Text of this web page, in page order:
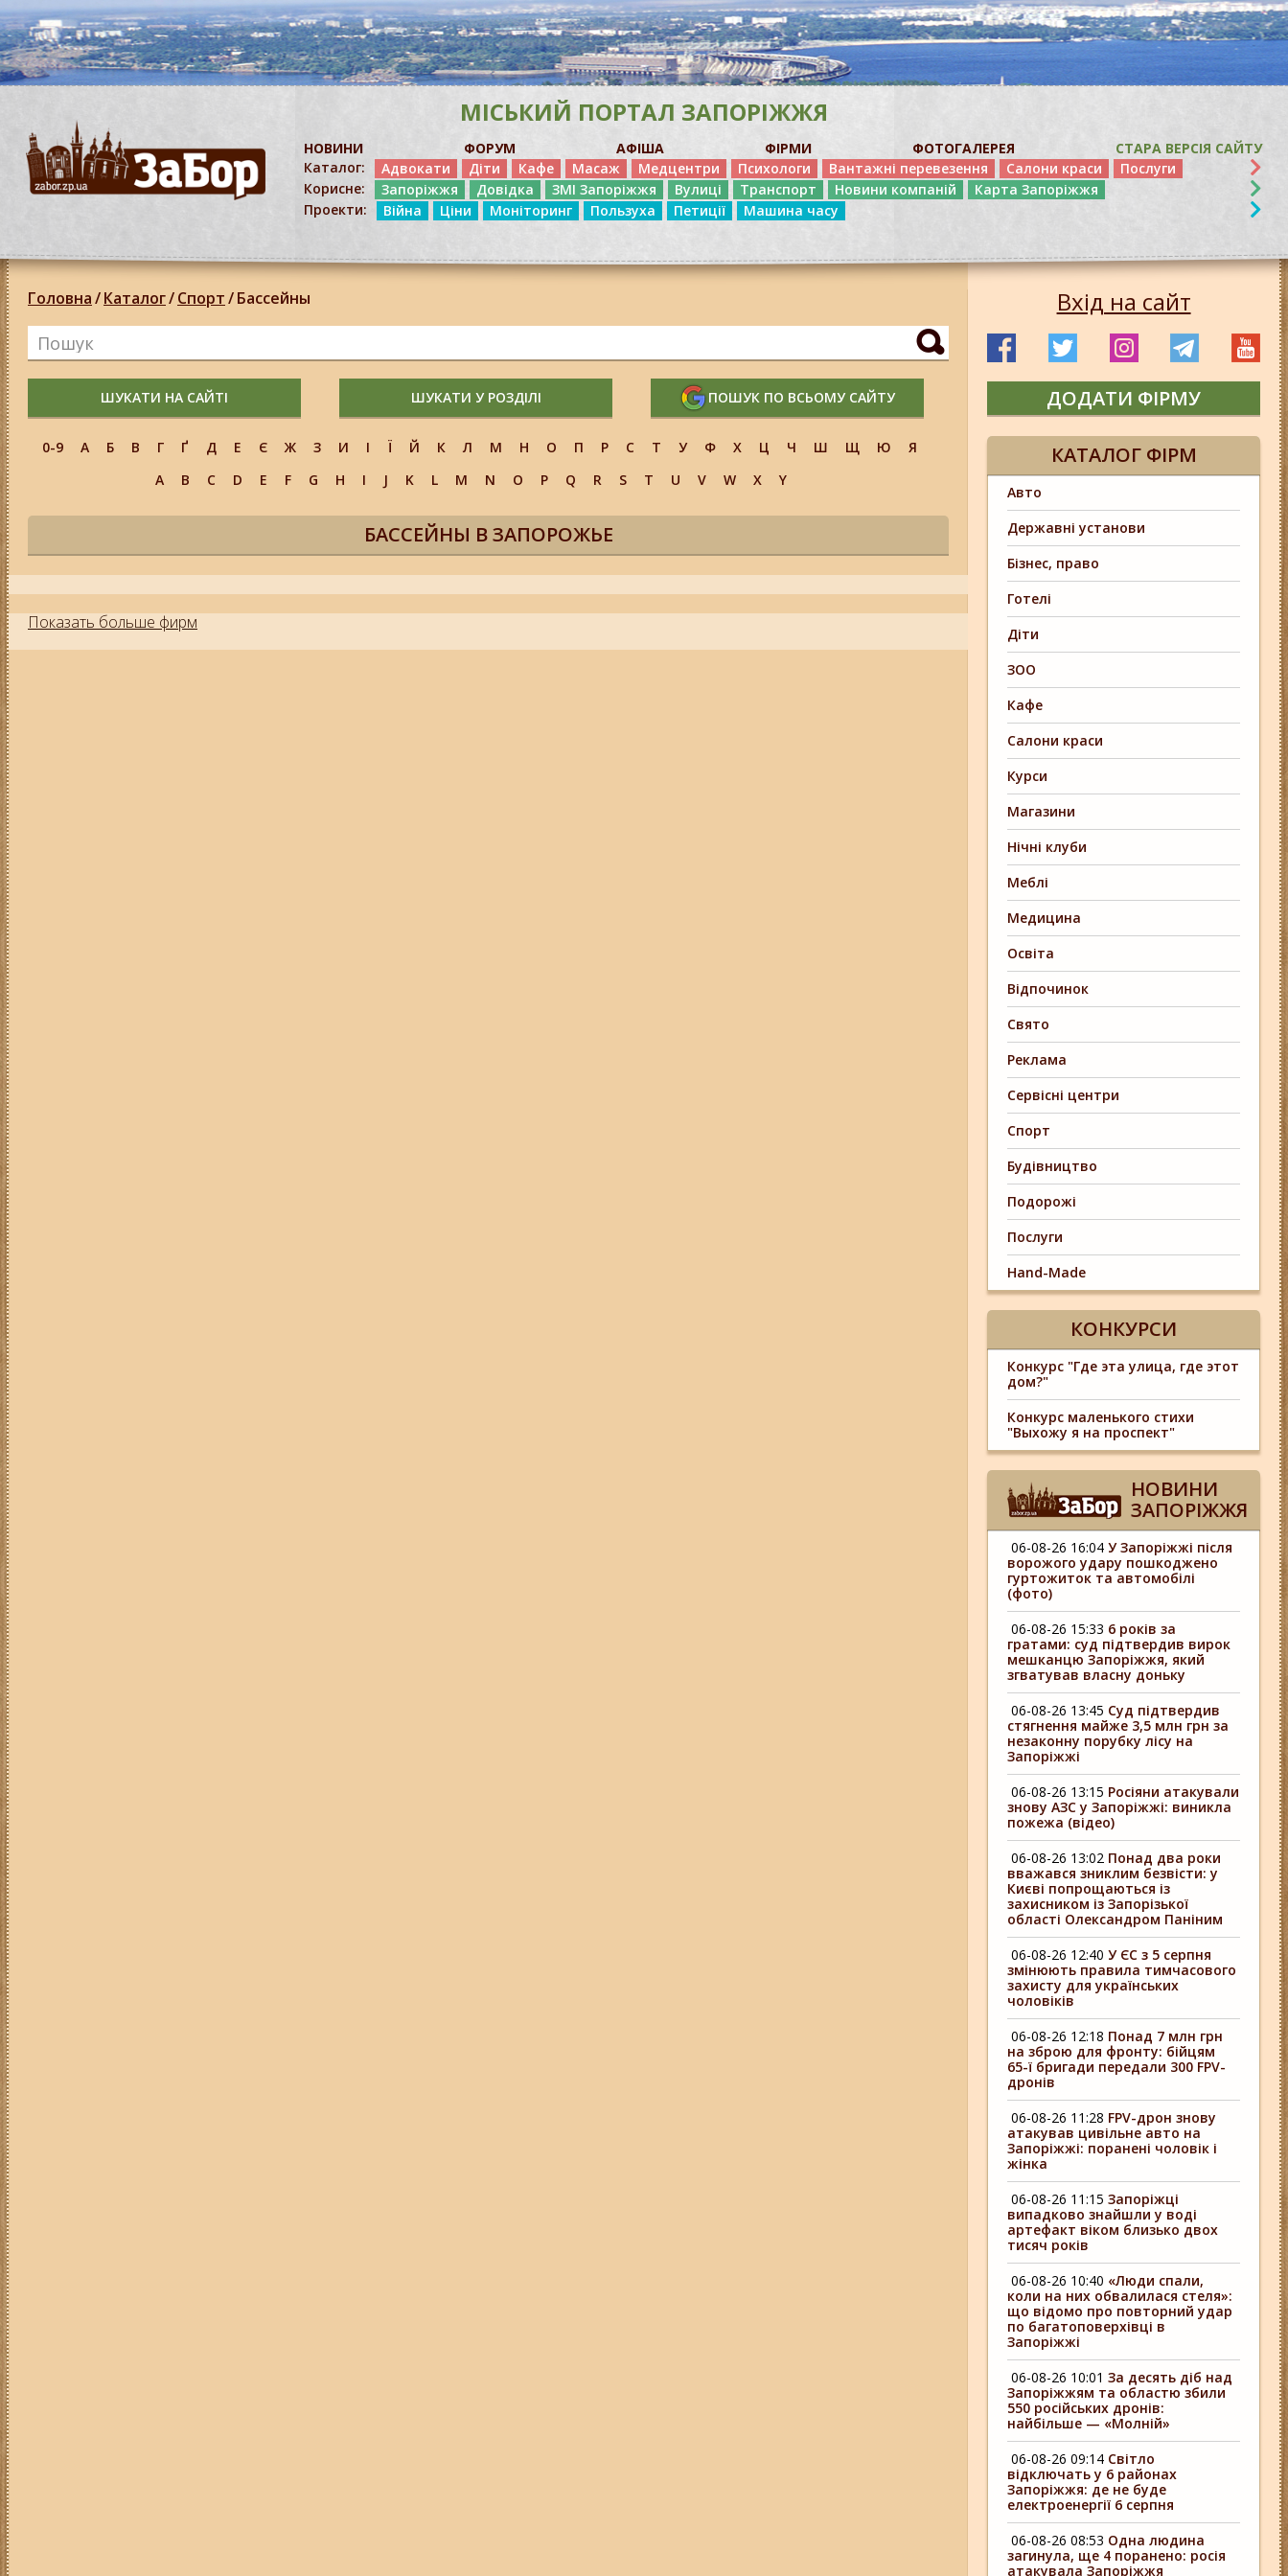
МІСЬКИЙ ПОРТАЛ ЗАПОРІЖЖЯ
НОВИНИ ФОРУМ АФІША ФІРМИ ФОТОГАЛЕРЕЯ
СТАРА ВЕРСІЯ САЙТУ
Каталог:
Адвокати Діти Кафе Масаж Медцентри Психологи Вантажні перевезення Салони краси
Послуги
Корисне:
Запоріжжя Довідка ЗМІ Запоріжжя Вулиці Транспорт Новини компаній
Карта Запоріжжя
Проекти:
Війна Ціни Моніторинг Пользуха Петиції Машина часу
Головна/Каталог/Спорт/Бассейны
ШУКАТИ НА САЙТІ ШУКАТИ У РОЗДІЛІ ПОШУК ПО ВСЬОМУ САЙТУ
0-9 А Б В Г Ґ Д Е Є Ж З И І Ї Й К Л М Н О П Р С Т У Ф Х Ц Ч Ш Щ Ю
Я
A
B C D E F G H I J K L M N O P Q R S T U V W X Y
БАССЕЙНЫ В ЗАПОРОЖЬЕ
Показать больше фирм
Вхід на сайт
ДОДАТИ ФІРМУ
КАТАЛОГ ФІРМ
Авто
Державні установи
Бізнес, право
Готелі
Діти
ЗОО
Кафе
Салони краси
Курси
Магазини
Нічні клуби
Меблі
Медицина
Освіта
Відпочинок
Свято
Реклама
Сервісні центри
Спорт
Будівництво
Подорожі
Послуги
Hand-Made
КОНКУРСИ
Конкурс "Где эта улица, где этот
дом?"
Конкурс маленького стихи
"Выхожу я на проспект"
НОВИНИ
ЗАПОРІЖЖЯ
06-08-26 16:04 У Запоріжжі після
ворожого удару пошкоджено
гуртожиток та автомобілі
(фото)
06-08-26 15:33 6 років за
гратами: суд підтвердив вирок
мешканцю Запоріжжя, який
згватував власну доньку
06-08-26 13:45 Суд підтвердив
стягнення майже 3,5 млн грн за
незаконну порубку лісу на
Запоріжжі
06-08-26 13:15 Росіяни атакували
знову АЗС у Запоріжжі: виникла
пожежа (відео)
06-08-26 13:02 Понад два роки
вважався зниклим безвісти: у
Києві попрощаються із
захисником із Запорізької
області Олександром Паніним
06-08-26 12:40 У ЄС з 5 серпня
змінюють правила тимчасового
захисту для українських
чоловіків
06-08-26 12:18 Понад 7 млн грн
на зброю для фронту: бійцям
65-ї бригади передали 300 FPV-
дронів
06-08-26 11:28 FPV-дрон знову
атакував цивільне авто на
Запоріжжі: поранені чоловік і
жінка
06-08-26 11:15 Запоріжці
випадково знайшли у воді
артефакт віком близько двох
тисяч років
06-08-26 10:40 «Люди спали,
коли на них обвалилася стеля»:
що відомо про повторний удар
по багатоповерхівці в
Запоріжжі
06-08-26 10:01 За десять діб над
Запоріжжям та областю збили
550 російських дронів:
найбільше — «Молній»
06-08-26 09:14 Світло
відключать у 6 районах
Запоріжжя: де не буде
електроенергії 6 серпня
06-08-26 08:53 Одна людина
загинула, ще 4 поранено: росія
атакувала Запоріжжя